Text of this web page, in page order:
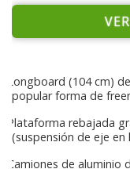
Longboard (104 cm)
popular forma de
Plataforma rebajada
(suspensión de eje
Camiones de